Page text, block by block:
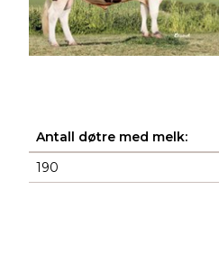
Antall døtre med melk:
190